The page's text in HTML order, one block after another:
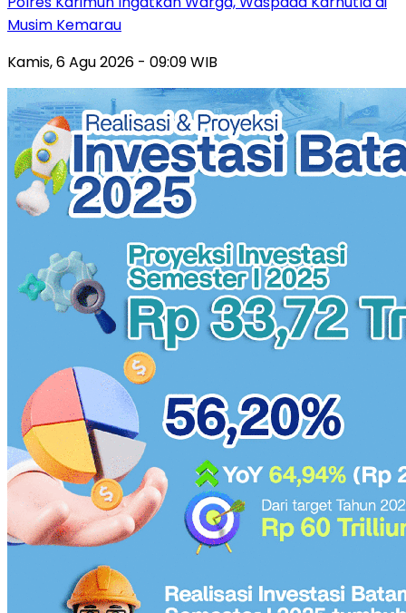
Musim Kemarau
Kamis, 6 Agu 2026 - 09:09 WIB